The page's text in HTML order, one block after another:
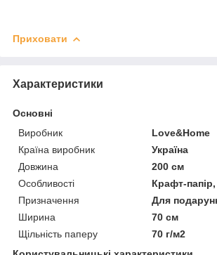
Приховати
Характеристики
Основні
Виробник
Love&Home
Країна виробник
Україна
Довжина
200 см
Особливості
Крафт-
Призначення
Для
Ширина
70 см
Щільність паперу
70 г/м2